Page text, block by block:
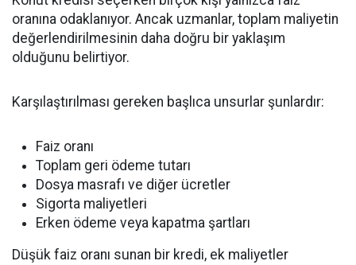
oranına odaklanıyor. Ancak uzmanlar, toplam maliyetin
değerlendirilmesinin daha doğru bir yaklaşım
olduğunu belirtiyor.
Karşılaştırılması gereken başlıca unsurlar şunlardır:
Faiz oranı
Toplam geri ödeme tutarı
Dosya masrafı ve diğer ücretler
Sigorta maliyetleri
Erken ödeme veya kapatma şartları
Düşük faiz oranı sunan bir kredi, ek maliyetler